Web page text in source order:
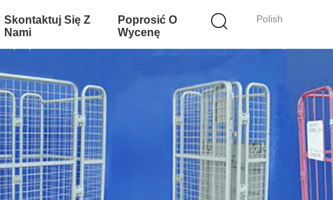
Polish
Skontaktuj Się Z
Nami
Poprosić O
Wycenę